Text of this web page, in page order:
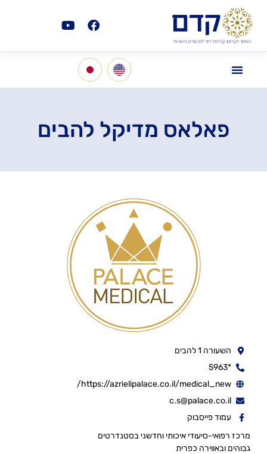
פאלאס מדיקל להבים
השעורה 1 להבים
*5963
https://azrielipalace.co.il/medical_new/
c.s@palace.co.il
עמוד פייסבוק
מרכז רפואי-סיעודי איכותי וחדשני בסטנדרטים
גבוהים ובאווירה כפרית